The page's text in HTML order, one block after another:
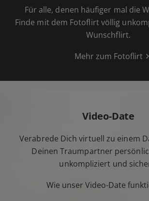
Für alle, denen häufiger mal die
Finde mit dem Fotoflirt völlig
Wunschflirt.
Mehr zum Fotoflirt
Video-Date
Verabrede Dich virtuell zu einem
Deinen Traumpartner
unkompliziert und
Wie unser Video-Date